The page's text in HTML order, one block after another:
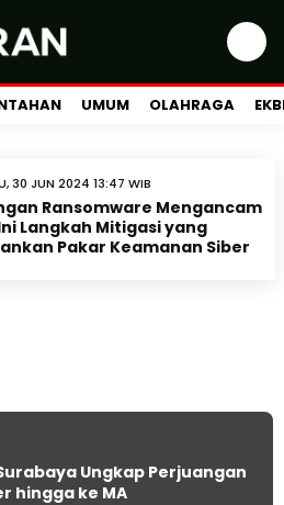
UMUM OLAHRAGA
30 JUN 2024 13:47 WIB
Ransomware Mengancam
Langkah Mitigasi yang
Pakar Keamanan Siber
Ungkap Perjuangan
hingga ke MA